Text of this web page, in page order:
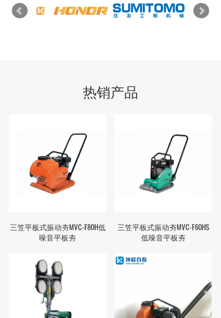
热销产品
三笠平板式振动夯MVC-F80H低
噪音平板夯
三笠平板式振动夯MVC-F60HS
低噪音平板夯